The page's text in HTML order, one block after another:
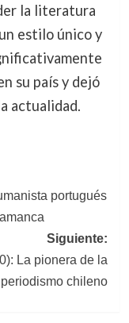
la literatura
estilo único y
su país y dejó
actualidad.
portugués
Siguiente:
La pionera de la
chileno